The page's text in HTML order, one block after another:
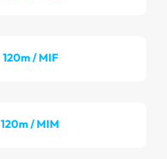
120m / MIF
120m / MIM